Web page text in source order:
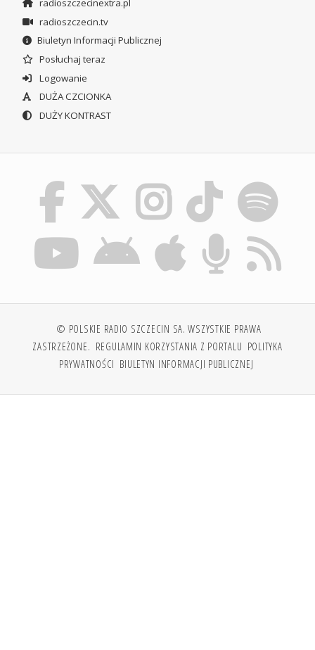
radioszczecinextra.pl
radioszczecin.tv
Biuletyn Informacji Publicznej
Posłuchaj teraz
Logowanie
DUŻA CZCIONKA
DUŻY KONTRAST
© POLSKIE RADIO SZCZECIN SA. WSZYSTKIE PRAWA
ZASTRZEŻONE. REGULAMIN KORZYSTANIA Z PORTALU POLITYKA
PRYWATNOŚCI BIULETYN INFORMACJI PUBLICZNEJ